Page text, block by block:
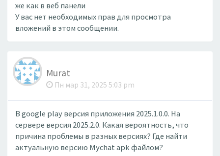
же как в веб панели
У вас нет необходимых прав для просмотра
вложений в этом сообщении.
Murat
Пн мар 31, 2025 5:03 pm
В google play версия приложения 2025.1.0.0. На
сервере версия 2025.2.0. Какая вероятность, что
причина проблемы в разных версиях? Где найти
актуальную версию Mychat apk файлом?